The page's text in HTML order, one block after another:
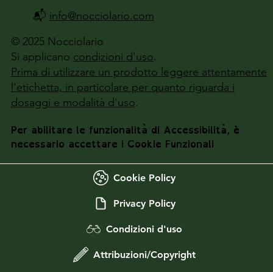
© 2025 Nocciolario
Si applicano condizioni d'uso.
Prima di utilizzare un prodotto leggere attentamente
l'etichetta, in particolare per quanto riguarda i
dosaggi e modalità d'uso.
Per abilitare le funzionalità di Accessibilità, è
necessario accettare i Cookie Funzionali
Condizioni d'uso
Attribuzioni/Copyright
Privacy Policy
Cookie Policy
📬 info@nocciolario.com